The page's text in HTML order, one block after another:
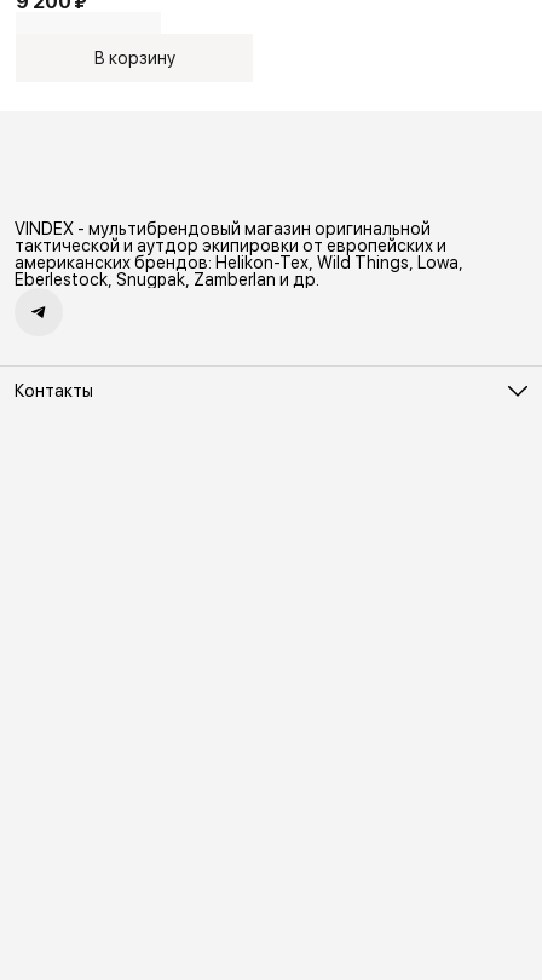
В корзину
VINDEX - мультибрендовый магазин оригинальной
тактической и аутдор экипировки от европейских и
американских брендов: Helikon-Tex, Wild Things, Lowa,
Eberlestock, Snugpak, Zamberlan и др.
Контакты